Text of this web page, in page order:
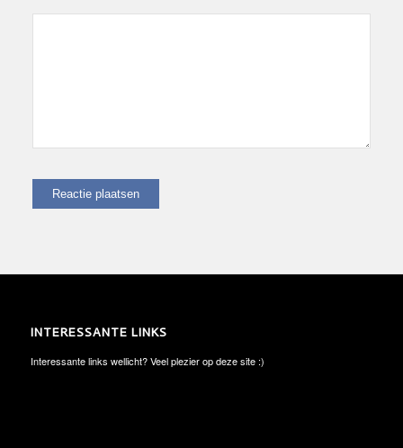
INTERESSANTE LINKS
Interessante links wellicht? Veel plezier op deze site :)